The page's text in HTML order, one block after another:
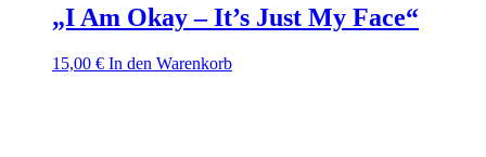
„I Am Okay – It’s Just My Face“
15,00 € In den Warenkorb